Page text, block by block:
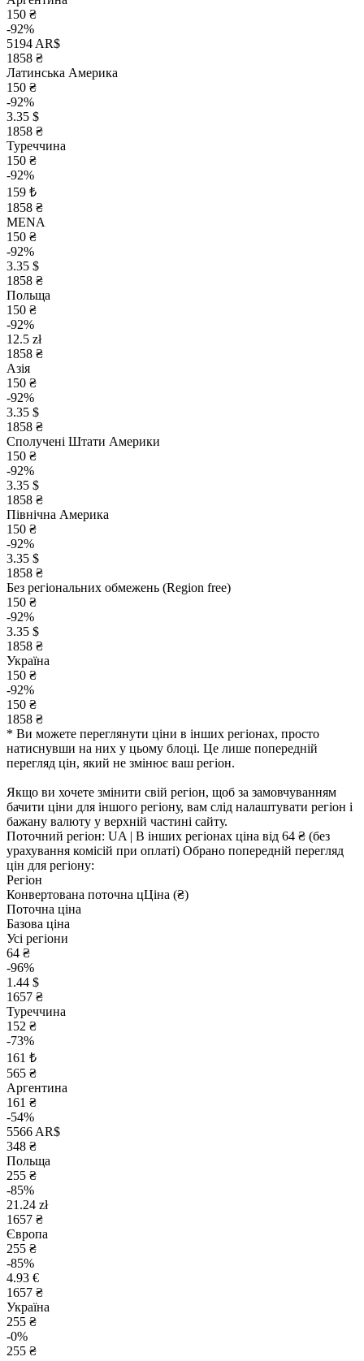
150 ₴
-92%
5194 AR$
1858 ₴
Латинська Америка
150 ₴
-92%
3.35 $
1858 ₴
Туреччина
150 ₴
-92%
159 ₺
1858 ₴
MENA
150 ₴
-92%
3.35 $
1858 ₴
Польща
150 ₴
-92%
12.5 zł
1858 ₴
Азія
150 ₴
-92%
3.35 $
1858 ₴
Сполучені Штати Америки
150 ₴
-92%
3.35 $
1858 ₴
Північна Америка
150 ₴
-92%
3.35 $
1858 ₴
Без регіональних обмежень (Region free)
150 ₴
-92%
3.35 $
1858 ₴
Україна
150 ₴
-92%
150 ₴
1858 ₴
* Ви можете переглянути ціни в інших регіонах, просто
натиснувши на них у цьому блоці. Це лише попередній
перегляд цін, який не змінює ваш регіон.
Якщо ви хочете змінити свій регіон, щоб за замовчуванням
бачити ціни для іншого регіону, вам слід налаштувати регіон і
бажану валюту у верхній частині сайту.
Поточний регіон: UA | В інших регіонах ціна від 64 ₴ (без
урахування комісій при оплаті) Обрано попередній перегляд
цін для регіону:
Регіон
Конвертована поточна цЦіна (₴)
Поточна ціна
Базова ціна
Усі регіони
64 ₴
-96%
1.44 $
1657 ₴
Туреччина
152 ₴
-73%
161 ₺
565 ₴
Аргентина
161 ₴
-54%
5566 AR$
348 ₴
Польща
255 ₴
-85%
21.24 zł
1657 ₴
Європа
255 ₴
-85%
4.93 €
1657 ₴
Україна
255 ₴
-0%
255 ₴